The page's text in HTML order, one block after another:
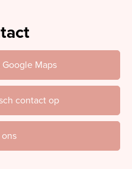
Maps
contact op